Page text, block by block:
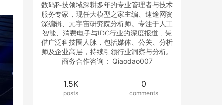
数码科技领域深耕多年的专业管理者与技术
服务专家，现任大模型之家主编、速途网资
深编辑、元宇宙研究院分析师。专注于人工
智能、消费电子与IDC行业的深度报道，凭
借广泛科技圈人脉，包括媒体、公关、分析
师及企业高层，持续引领行业洞察与分析。
商务合作咨询： Qiaodao007
1.5K
posts
0
comments